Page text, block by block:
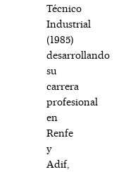
Técnico
Industrial
(1985)
desarrollando
su
carrera
profesional
en
Renfe
y
Adif,